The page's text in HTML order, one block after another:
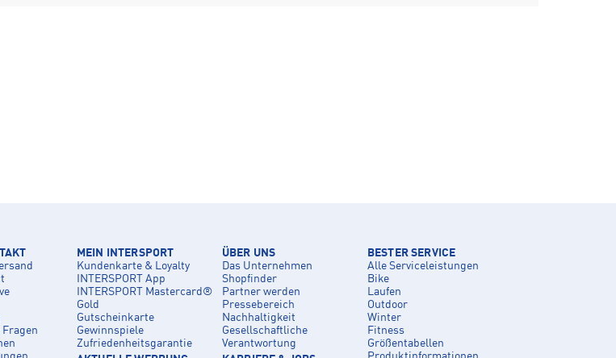
Fragen
MEIN INTERSPORT
Kundenkarte & Loyalty
INTERSPORT App
INTERSPORT Mastercard®
Gold
Gutscheinkarte
Gewinnspiele
Zufriedenheitsgarantie
ÜBER UNS
Das Unternehmen
Shopfinder
Partner werden
Pressebereich
Nachhaltigkeit
Gesellschaftliche
Verantwortung
BESTER SERVICE
Alle Serviceleistungen
Bike
Laufen
Outdoor
Winter
Fitness
Größentabellen